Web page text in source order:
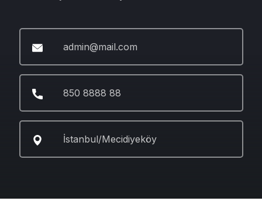
admin@mail.com
850 8888 88
İstanbul/Mecidiyeköy